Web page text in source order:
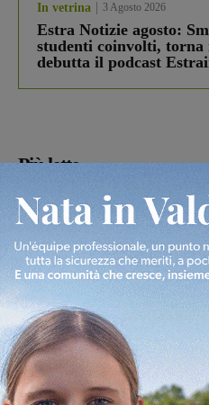
In vetrina 3 Agosto 2026
Estra Notizie agosto:
studenti coinvolti, torna
debutta il podcast
Più lette
Figline Incisa Valdarno 1
Piscina di Figline
Pnrr, il gruppo di
ringraziamento al
Cronaca 4 Agosto 2026
Un anno fa la strage in
Gianni, Giulia e
processo, lo stop ai